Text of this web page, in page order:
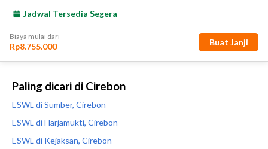
Paling dicari di Cirebon
ESWL di Sumber, Cirebon
ESWL di Harjamukti, Cirebon
ESWL di Kejaksan, Cirebon